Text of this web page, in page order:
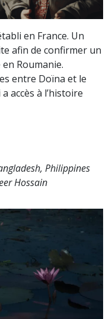
en France. Un
afin de confirmer un
Roumanie.
entre Doïna et le
accès à l’histoire
Philippines
Hossain